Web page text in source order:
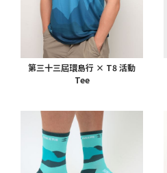
第三十三屆環島行 × T8 活動
Tee